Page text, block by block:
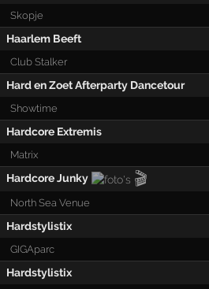
Skopje
Haarlem Beeft
Club Stalker
Hard en Zoet Afterparty Dancetour
Showtime
Hardcore Extremis
Matrix
Hardcore Junky 🎬
North Sea Venue
Hardstylistix
GIGAparc
Hardstylistix